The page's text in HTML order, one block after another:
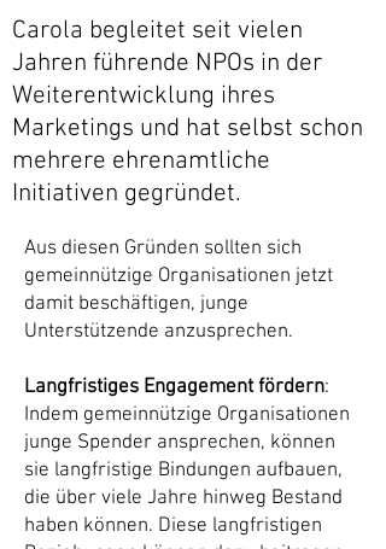
Carola begleitet seit vielen
Jahren führende NPOs in der
Weiterentwicklung ihres
Marketings und hat selbst schon
mehrere ehrenamtliche
Initiativen gegründet.
Aus diesen Gründen sollten sich
gemeinnützige Organisationen jetzt
damit beschäftigen, junge
Unterstützende anzusprechen.
Langfristiges Engagement fördern:
Indem gemeinnützige Organisationen
junge Spender ansprechen, können
sie langfristige Bindungen aufbauen,
die über viele Jahre hinweg Bestand
haben können. Diese langfristigen